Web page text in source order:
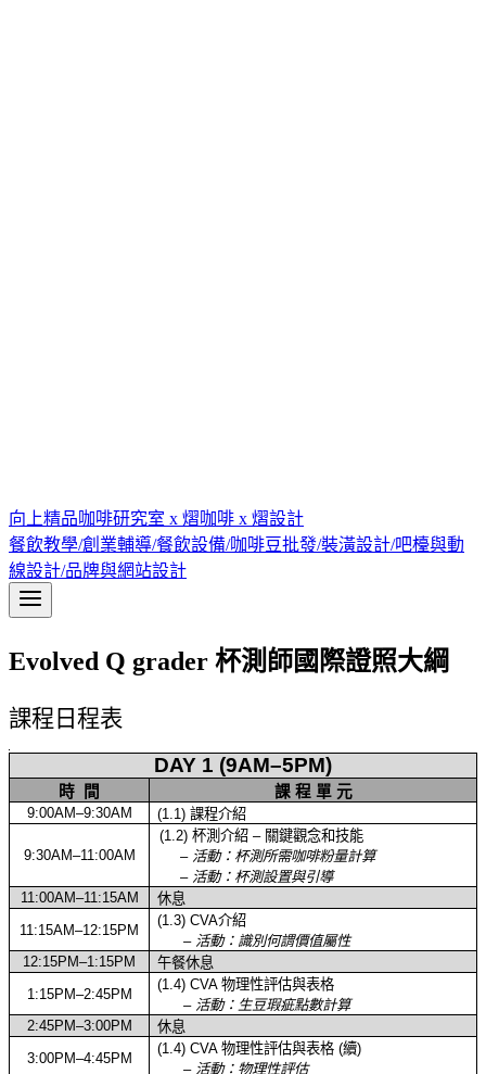
向上精品咖啡研究室 x 熠咖啡 x 熠設計
餐飲教學/創業輔導/餐飲設備/咖啡豆批發/裝潢設計/吧檯與動
線設計/品牌與網站設計
Evolved Q grader 杯測師國際證照大綱
課程日程表
DAY 1 (9AM–5PM)
時 間 課 程 單 元
9:00AM–9:30AM (1.1)課程介紹
9:30AM–11:00AM
(1.2) 杯測介紹 – 關鍵觀念和技能
– 活動：杯測所需咖啡粉量計算
– 活動：杯測設置與引導
11:00AM–11:15AM
休息
11:15AM–12:15PM
(1.3) CVA介紹
– 活動：識別何謂價值屬性
12:15PM–1:15PM
午餐休息
1:15PM–2:45PM
(1.4) CVA物理性評估與表格
– 活動：生豆瑕疵點數計算
2:45PM–3:00PM
休息
3:00PM–4:45PM
(1.4) CVA物理性評估與表格 (續)
– 活動：物理性評估